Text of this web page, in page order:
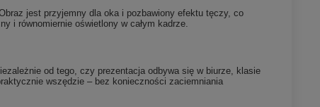
jest przyjemny dla oka i pozbawiony efektu tęczy, co
i równomiernie oświetlony w całym kadrze.
od tego, czy prezentacja odbywa się w biurze, klasie
wszędzie – bez konieczności zaciemniania